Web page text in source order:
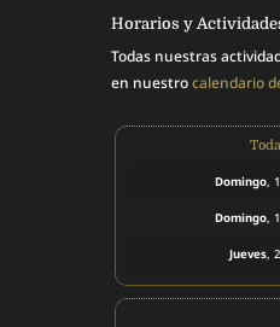
Horarios y
Todas nuestras
en nuestrocalendario
Domingo,
Domingo,
Jueves,